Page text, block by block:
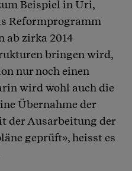
Beispiel in Uri,
Reformprogramm
ab zirka 2014
bringen wird,
nur noch einen
wird wohl auch die
Übernahme der
der Ausarbeitung der
geprüft», heisst es